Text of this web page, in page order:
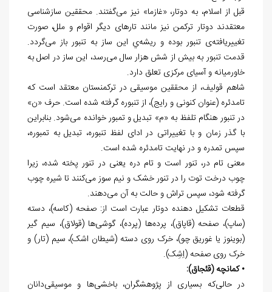
قبل از اسلام، به دوتار، «غازما» نیز می‌گفتند. محققین سازشناسی
معتقدند دوتار ترکمن نیز مانند تارهای دیگر اقوام و ملل، صورت
تغییریافته‌ی تنبور بوده و ریشه‌ي این ساز به تنبور باز می‌گردد.
قدمت تنبور به بیش از شش هزار سال می‌رسد، این ساز در اصل به
خاورمیانه و آسیای مرکزی تعلق دارد.
شاهم قولیف، از محققین موسیقی در ترکمنستان معتقد است که
تامدئره (عنوان کنونی و رایج)، از تنبوره گرفته شده است. حرف «ن»
در تنبور هنگام تلفظ به «م» تبدیل و تمبور خوانده می‌شود. بنابراین
با گذر زمان و با تغییراتی در ادای لفظ تنبوره، تبدیل به تمبوره،
سپس تمدره و در نهایت تامدئره شده است.
معنی تام در، تنور است و تام دره یعنی در تنور پخته شده، زیرا
چوب درخت توت را در تنور خشک و نیم سوز می‌کنند تا شیره چوب
گرفته شود، سپس تراش و حالت به آن می‌دهند.
قطعات تشکیل دهنده دوتار عبارت است از: صفحه (کاسه)، دسته
(ساپ)، صفحه (قاپاق)، پرده‌ها (پرده)، گوشی‌ها (قولاق)، سیم گیر
(بوینوز یا غوریق چو)، خرک روی دسته (شیطان اشک)، سیم (تار) و
خرک روی صفحه (اِشِک).
• کمانچه (قئجاق):
در حالی‌که بسیاری از پژوهشگران، باخشی‌ها و موسیقی‌دانان